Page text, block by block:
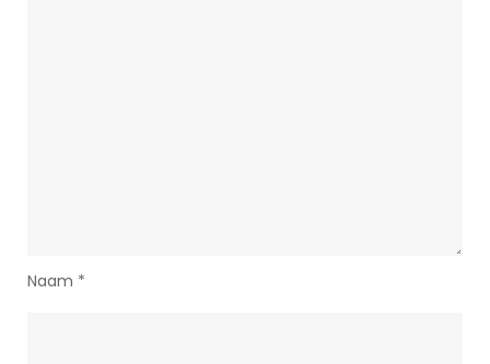
Naam *